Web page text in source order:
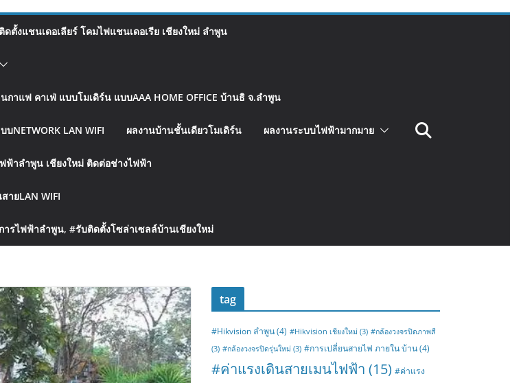
ตั้งแชนเดอเลียร์ โคมไฟแชนเดอเรีย เชียงใหม่ ลำพูน
าแฟ คาเฟ่ แบบโมเดิร์น แบบAAA HOME OFFICE บ้านธิ จ.ลำพูน
NETWORK LAN WIFI ผลงานบ้านชั้นเดียวโมเดิร์น ผลงานระบบไฟฟ้ามากมาย
าลำพูน เชียงใหม่ ติดต่อช่างไฟฟ้า
ยLAN WIFI
รไฟฟ้าลำพูน, #รับติดตั้งโซล่าเซลล์บ้านเชียงใหม่
tag
#Hikvision ลำพูน(4) #Hikvision เชียงใหม่ (3) #กล้องวงจรปิดภาพสี
(3) #กล้องวงจรปิดรุ่นใหม่ (3) #การเปลี่ยนสายไฟ ภายใน บ้าน(4)
#ค่าแรงเดินสายเมนไฟฟ้า (15) #ค่าแรง